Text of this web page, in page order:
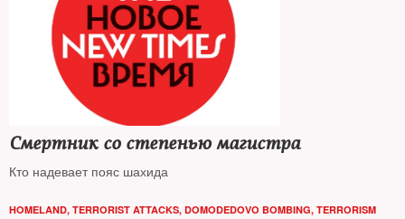
Смертник со степенью магистра
Кто надевает пояс шахида
HOMELAND, TERRORIST ATTACKS, DOMODEDOVO BOMBING, TERRORISM